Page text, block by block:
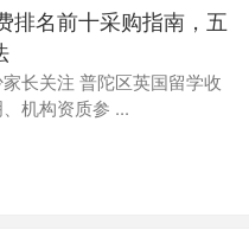
排名前十采购指南，五
长关注 普陀区英国留学收
机构资质参 ...